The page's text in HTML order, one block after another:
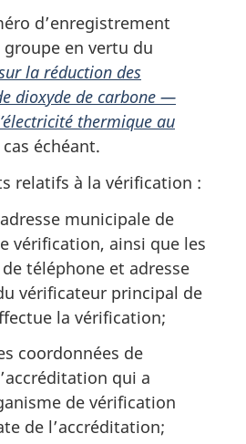
d’enregistrement
groupe en vertu du
la réduction des
dioxyde de carbone —
thermique au
cas échéant.
relatifs à la vérification :
municipale de
vérification, ainsi que les
téléphone et adresse
vérificateur principal de
la vérification;
coordonnées de
qui a
de vérification
de l’accréditation;